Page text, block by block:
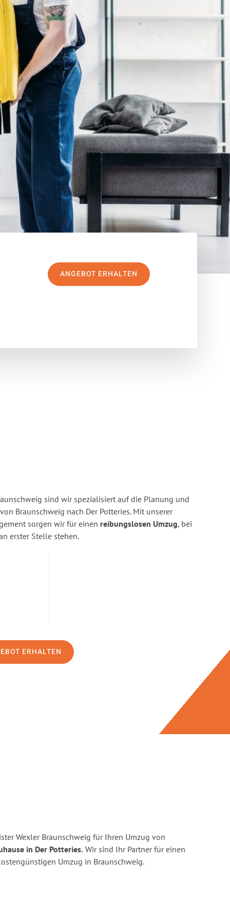
ANGEBOT ERHALTEN
sind wir spezialisiert auf die Planung und
Braunschweig nach Der Potteries. Mit unserer
sorgen wir für einen reibungslosen Umzug, bei
erster Stelle stehen.
ERHALTEN
Wexler Braunschweig für Ihren Umzug von
in Der Potteries. Wir sind Ihr Partner für einen
Umzug in Braunschweig.